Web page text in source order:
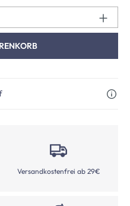
Versandkostenfrei ab 29€